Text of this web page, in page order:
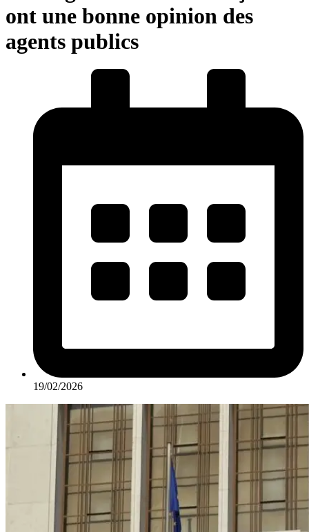
ont une bonne opinion des
agents publics
19/02/2026